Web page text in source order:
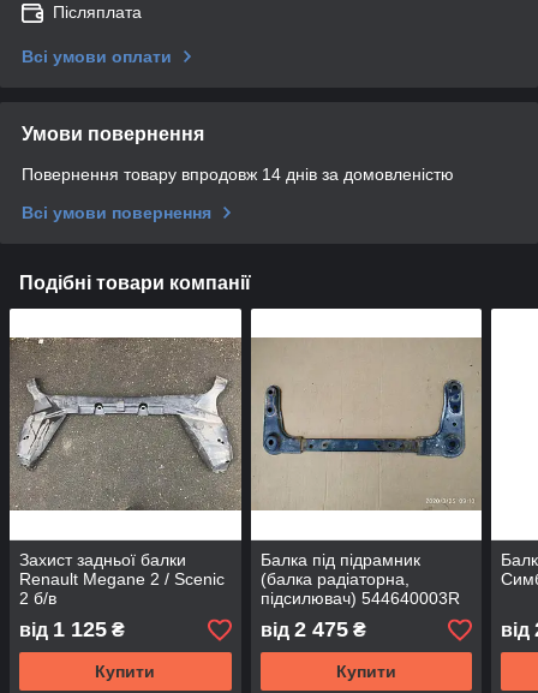
Післяплата
Всі умови оплати
Умови повернення
Повернення товару впродовж 14 днів за домовленістю
Всі умови повернення
Подібні товари компанії
Захист задньої балки
Renault Megane 2 / Scenic
2 б/в
від 1 125 ₴
Купити
Балка під підрамник
(балка радіаторна,
підсилювач) 544640003R
Рено Меган 3 б/в
від 2 475₴
Купити
від